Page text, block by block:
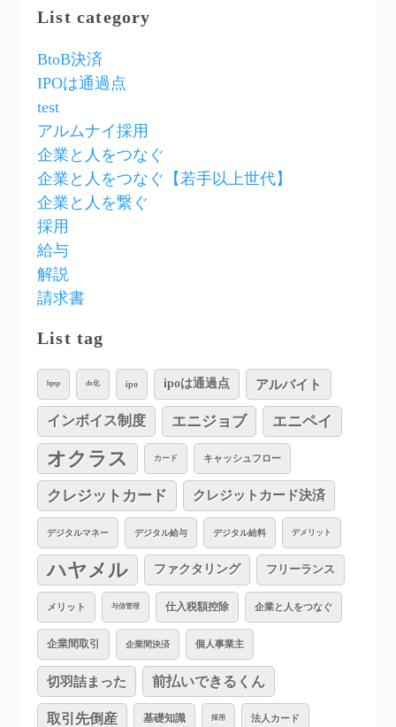
List category
BtoB決済
IPOは通過点
test
アルムナイ採用
企業と人をつなぐ
企業と人をつなぐ【若手以上世代】
企業と人を繋ぐ
採用
給与
解説
請求書
List tag
bpsp dx化 ipo ipoは通過点 アルバイト
インボイス制度 エニジョブ エニペイ
オクラス カード キャッシュフロー
クレジットカード クレジットカード決済
デジタルマネー デジタル給与 デジタル給料 デメリット
ハヤメル ファクタリング フリーランス
メリット 与信管理 仕入税額控除 企業と人をつなぐ
企業間取引 企業間決済 個人事業主
切羽詰まった 前払いできるくん
取引先倒産 基礎知識 採用 法人カード